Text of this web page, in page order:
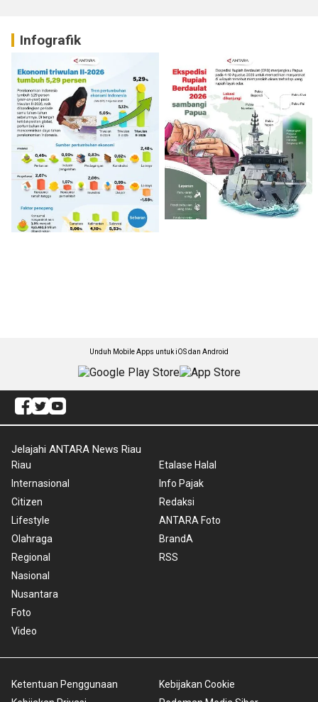
Infografik
Unduh Mobile Apps untuk iOS dan Android
Jelajahi ANTARA News Riau
Riau
Internasional
Citizen
Lifestyle
Olahraga
Regional
Nasional
Nusantara
Foto
Video
Etalase Halal
Info Pajak
Redaksi
ANTARA Foto
BrandA
RSS
Ketentuan Penggunaan
Kebijakan Cookie